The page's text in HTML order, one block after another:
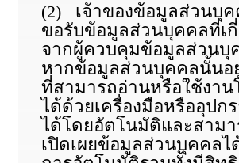
(2) เจ้าของข้อมูลส่วนบุ
ขอรับข้อมูลส่วนบุคคลที่เ
จากผู้ควบคุมข้อมูลส่วนบุ
หากข้อมูลส่วนบุคคลนั้นอ
ที่สามารถอ่านหรือใช้งาน
ได้ด้วยเครื่องมือหรืออุปก
ได้โดยอัตโนมัติและสามา
เปิดเผยข้อมูลส่วนบุคคลไ